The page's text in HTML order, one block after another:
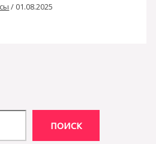
/ 01.08.2025
ПОИСК